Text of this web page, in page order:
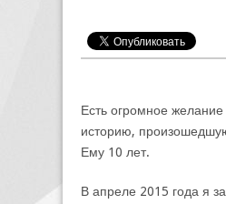
Есть огромное желание
историю,
Ему 10 лет.
В апреле 2015 года я